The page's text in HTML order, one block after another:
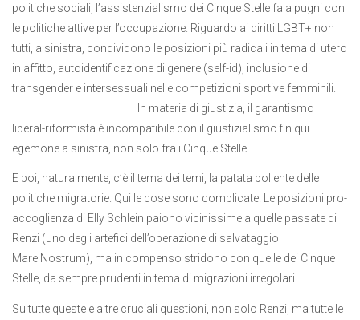
politiche sociali, l’assistenzialismo dei Cinque Stelle fa a pugni con
le politiche attive per l’occupazione. Riguardo ai diritti LGBT+ non
tutti, a sinistra, condividono le posizioni più radicali in tema di utero
in affitto, autoidentificazione di genere (self-id), inclusione di
transgender e intersessuali nelle competizioni sportive femminili.
In materia di giustizia, il garantismo
liberal-riformista è incompatibile con il giustizialismo fin qui
egemone a sinistra, non solo fra i Cinque Stelle.
E poi, naturalmente, c’è il tema dei temi, la patata bollente delle
politiche migratorie. Qui le cose sono complicate. Le posizioni pro-
accoglienza di Elly Schlein paiono vicinissime a quelle passate di
Renzi (uno degli artefici dell’operazione di salvataggio
Mare Nostrum), ma in compenso stridono con quelle dei Cinque
Stelle, da sempre prudenti in tema di migrazioni irregolari.
Su tutte queste e altre cruciali questioni, non solo Renzi, ma tutte le